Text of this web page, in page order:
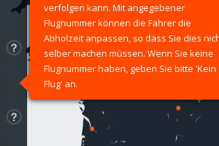
verfolgen kann. Mit angegebener
Flugnummer können die Fahrer die
Abholzeit anpassen, so dass Sie dies
selber machen müssen. Wenn Sie keine
Flugnummer haben, geben Sie bitte 'Kein
Flug' an.